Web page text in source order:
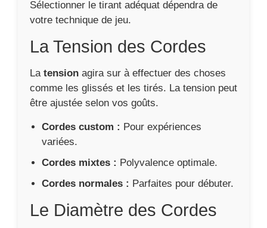
Sélectionner le tirant adéquat dépendra de
votre technique de jeu.
La Tension des Cordes
La tension agira sur à effectuer des choses
comme les glissés et les tirés. La tension peut
être ajustée selon vos goûts.
Cordes custom : Pour expériences
variées.
Cordes mixtes : Polyvalence optimale.
Cordes normales : Parfaites pour débuter.
Le Diamètre des Cordes